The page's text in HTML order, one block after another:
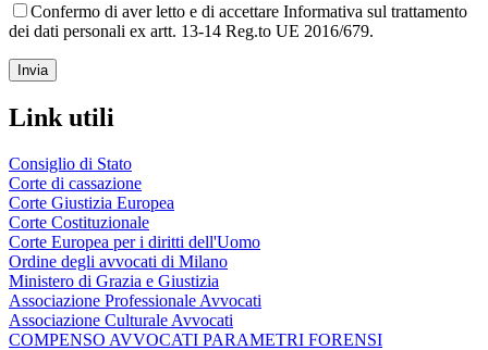
Confermo di aver letto e di accettare Informativa sul trattamento
dei dati personali ex artt. 13-14 Reg.to UE 2016/679.
Link utili
Consiglio di Stato
Corte di cassazione
Corte Giustizia Europea
Corte Costituzionale
Corte Europea per i diritti dell'Uomo
Ordine degli avvocati di Milano
Ministero di Grazia e Giustizia
Associazione Professionale Avvocati
Associazione Culturale Avvocati
COMPENSO AVVOCATI PARAMETRI FORENSI